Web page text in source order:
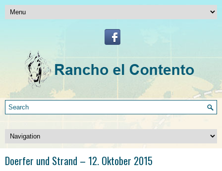
Doerfer und Strand – 12. Oktober 2015